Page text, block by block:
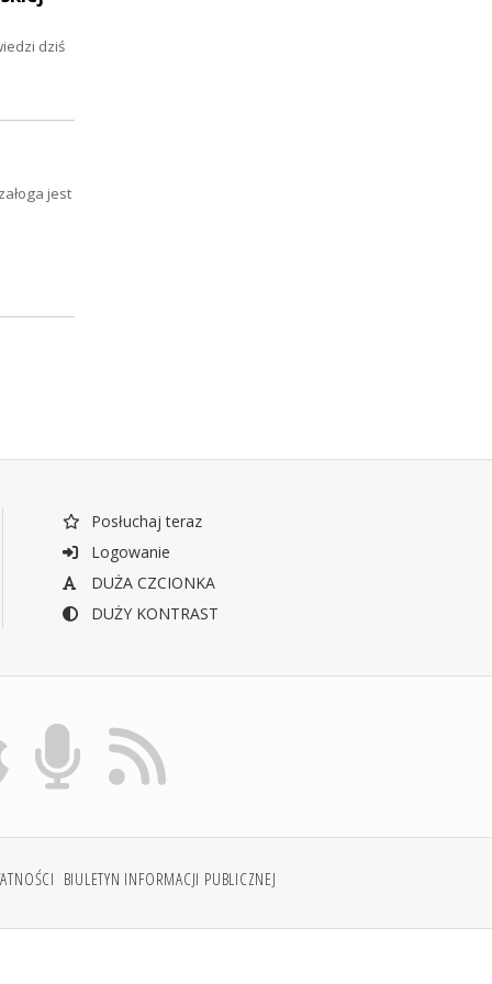
dziś
jest
Posłuchaj teraz
Logowanie
DUŻA CZCIONKA
DUŻY KONTRAST
BIULETYN INFORMACJI PUBLICZNEJ